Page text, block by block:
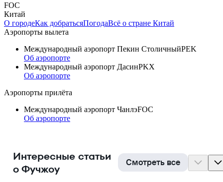
FOC
Китай
О городеКак добратьсяПогодаВсё о стране Китай
Аэропорты вылета
Международный аэропорт Пекин СтоличныйPEK
Об аэропорте
Международный аэропорт ДасинPKX
Об аэропорте
Аэропорты прилёта
Международный аэропорт ЧанлэFOC
Об аэропорте
Интересные статьи
о Фучжоу
Смотреть все